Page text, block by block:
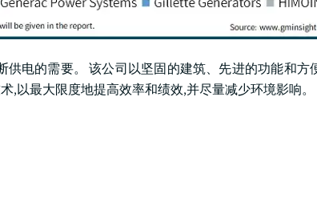
电的需要。 该公司以坚固的建筑、先进的功能和方
以最大限度地提高效率和绩效,并尽量减少环境影响。